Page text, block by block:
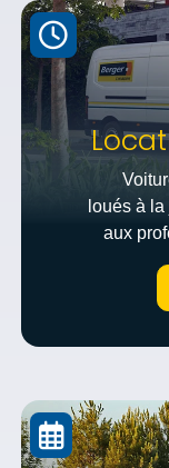
loués à
aux